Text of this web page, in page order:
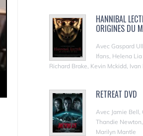
HANNIBAL
ORIGINES DU
Avec Gaspard
Ifans, Helena Lia
Richard Brake, Kevin Mckidd, Ivan
RETREAT DVD
Avec Jamie Bell,
Thandie Newton,
Marilyn Mantle